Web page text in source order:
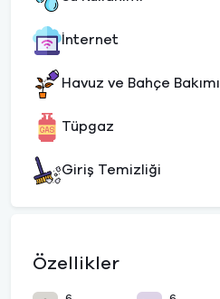
İnternet
Havuz ve Bahçe Bakımı
Tüpgaz
Giriş Temizliği
Özellikler